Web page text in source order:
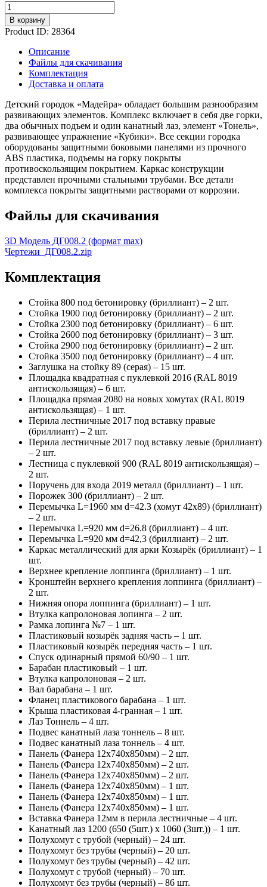
Количество
В корзину
Product ID: 28364
Описание
Файлы для скачивания
Комплектация
Доставка и оплата
Детский городок «Мадейра» обладает большим разнообразим
развивающих элементов. Комплекс включает в себя две горки,
два обычных подъем и один канатный лаз, элемент «Тонель»,
развивающее упражнение «Кубики». Все секции городка
оборудованы защитными боковыми панелями из прочного
ABS пластика, подъемы на горку покрыты
противоскользящим покрытием. Каркас конструкции
представлен прочными стальными трубами. Все детали
комплекса покрыты защитными растворами от коррозии.
Файлы для скачивания
3D Модель ДГ008.2 (формат max)
Чертежи_ДГ008.2.zip
Комплектация
Стойка 800 под бетонировку (бриллиант) – 2 шт.
Стойка 1900 под бетонировку (бриллиант) – 2 шт.
Стойка 2300 под бетонировку (бриллиант) – 6 шт.
Стойка 2600 под бетонировку (бриллиант) – 3 шт.
Стойка 2900 под бетонировку (бриллиант) – 2 шт.
Стойка 3500 под бетонировку (бриллиант) – 4 шт.
Заглушка на стойку 89 (серая) – 15 шт.
Площадка квадратная с пуклевкой 2016 (RAL 8019
антискользящая) – 6 шт.
Площадка прямая 2080 на новых хомутах (RAL 8019
антискользящая) – 1 шт.
Перила лестничные 2017 под вставку правые
(бриллиант) – 2 шт.
Перила лестничные 2017 под вставку левые (бриллиант)
– 2 шт.
Лестница с пуклевкой 900 (RAL 8019 антискользящая) –
2 шт.
Поручень для входа 2019 металл (бриллиант) – 1 шт.
Порожек 300 (бриллиант) – 2 шт.
Перемычка L=1960 мм d=42.3 (хомут 42х89) (бриллиант)
– 2 шт.
Перемычка L=920 мм d=26.8 (бриллиант) – 4 шт.
Перемычка L=920 мм d=42,3 (бриллиант) – 2 шт.
Каркас металлический для арки Козырёк (бриллиант) – 1
шт.
Верхнее крепление лоппинга (бриллиант) – 1 шт.
Кронштейн верхнего крепления лоппинга (бриллиант) –
2 шт.
Нижняя опора лоппинга (бриллиант) – 1 шт.
Втулка капролоновая лопинга – 2 шт.
Рамка лопинга №7 – 1 шт.
Пластиковый козырёк задняя часть – 1 шт.
Пластиковый козырёк передняя часть – 1 шт.
Спуск одинарный прямой 60/90 – 1 шт.
Барабан пластиковый – 1 шт.
Втулка капролоновая – 2 шт.
Вал барабана – 1 шт.
Фланец пластикового барабана – 1 шт.
Крыша пластиковая 4-гранная – 1 шт.
Лаз Тоннель – 4 шт.
Подвес канатный лаза тоннель – 8 шт.
Подвес канатный лаза тоннель – 4 шт.
Панель (Фанера 12х740х850мм) – 2 шт.
Панель (Фанера 12х740х850мм) – 2 шт.
Панель (Фанера 12х740х850мм) – 2 шт.
Панель (Фанера 12х740х850мм) – 1 шт.
Панель (Фанера 12х740х850мм) – 1 шт.
Панель (Фанера 12х740х850мм) – 1 шт.
Вставка Фанера 12мм в перила лестничные – 4 шт.
Канатный лаз 1200 (650 (5шт.) х 1060 (3шт.)) – 1 шт.
Полухомут с трубой (черный) – 24 шт.
Полухомут без трубы (черный) – 20 шт.
Полухомут без трубы (черный) – 42 шт.
Полухомут с трубой (черный) – 70 шт.
Полухомут без трубы (черный) – 86 шт.